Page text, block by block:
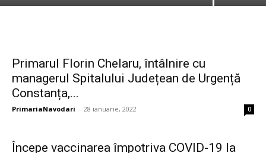
Primarul Florin Chelaru, întâlnire cu
managerul Spitalului Județean de Urgență
Constanța,...
PrimariaNavodari - 28 ianuarie, 2022 0
Începe vaccinarea împotriva COVID-19 la